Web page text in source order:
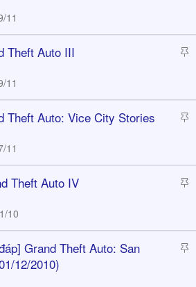
c
k
11
S
c
k
Theft Auto III
11
S
c
k
Theft Auto: Vice City Stories
11
S
c
k
Theft Auto IV
10
S
Grand Theft Auto: San
12/2010)